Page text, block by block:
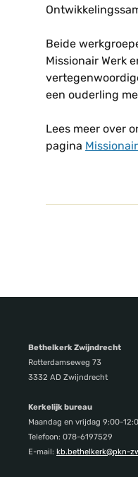
O
Beide
Missionair Werk
een ouderling
Lees meer over
pagina
Bethelkerk Zwijndrecht
Rotterdamseweg 73
3332 AD Zwijndrecht
Kerkelijk bureau
Maandag en vrijdag 9:00-
Telefoon: 078-6197529
E-mail: kb.bethelkerk@pkn-